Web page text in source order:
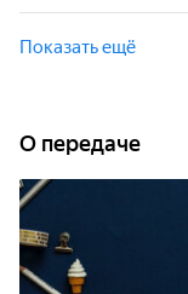
Показать ещё
О передаче